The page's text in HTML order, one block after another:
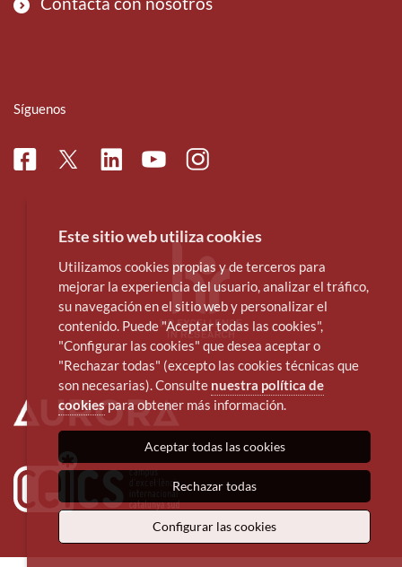
Síguenos
FacebookTwitterLinkedinYoutubeInstagram
Este sitio web utiliza cookies
Utilizamos cookies propias y de terceros para
mejorar la experiencia del usuario, analizar el tráfico,
su navegación en el sitio web y personalizar el
contenido. Puede "Aceptar todas las cookies",
"Configurar las cookies" que desea aceptar o
"Rechazar todas" (excepto las cookies técnicas que
son necesarias). Consulte nuestra política de
cookies para obtener más información.
Aceptar todas las cookies
Rechazar todas
Configurar las cookies